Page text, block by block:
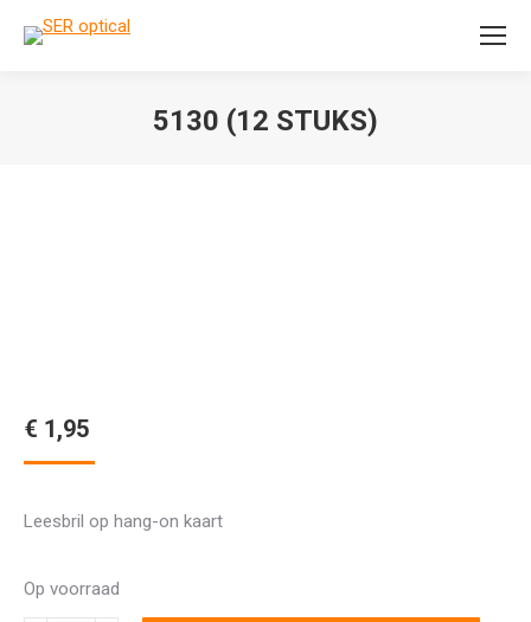
Search:
5130 (12 STUKS)
€ 1,95
Leesbril op hang-on kaart
Op voorraad